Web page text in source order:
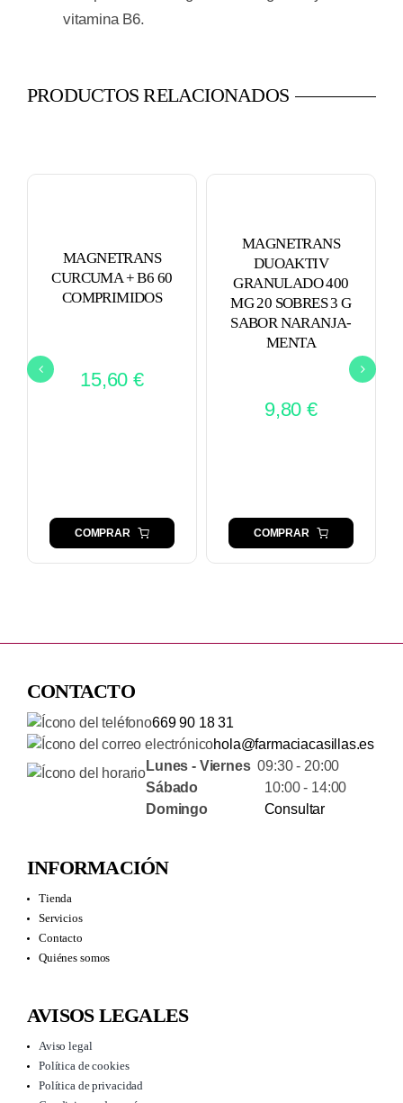
vitamina B6.
PRODUCTOS RELACIONADOS
MAGNETRANS
CURCUMA + B6 60
COMPRIMIDOS
15,60 €
COMPRAR
MAGNETRANS
DUOAKTIV
GRANULADO 400
MG 20 SOBRES 3 G
SABOR NARANJA-
MENTA
9,80€
COMPRAR
CONTACTO
669 90 18 31
hola@farmaciacasillas.es
Lunes - Viernes09:30 - 20:00
Sábado 10:00 - 14:00
Domingo
Consultar
INFORMACIÓN
Tienda
Servicios
Contacto
Quiénes somos
AVISOS LEGALES
Aviso legal
Política de cookies
Política de privacidad